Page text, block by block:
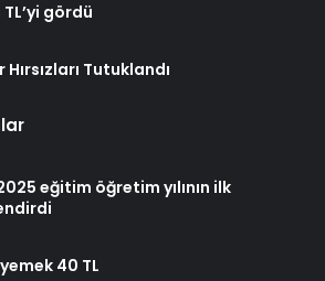
gördü
Tutuklandı
eğitim öğretim yılının ilk
40 TL